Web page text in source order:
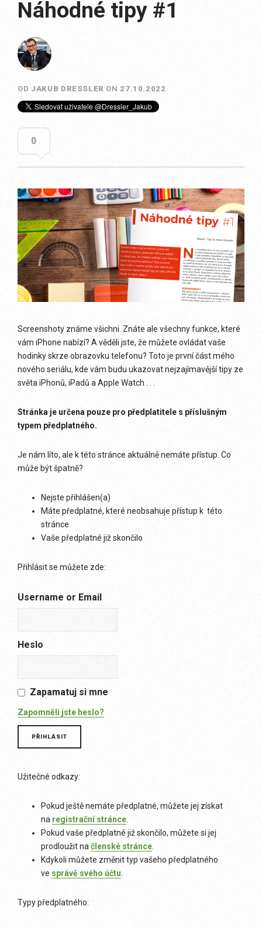
Náhodné tipy #1
OD JAKUB DRESSLER ON 27.10.2022
0
Screenshoty známe všichni. Znáte ale všechny funkce, které
vám iPhone nabízí? A věděli jste, že můžete ovládat vaše
hodinky skrze obrazovku telefonu? Toto je první část mého
nového seriálu, kde vám budu ukazovat nejzajímavější tipy ze
světa iPhonů, iPadů a Apple Watch . . .
Stránka je určena pouze pro předplatitele s příslušným
typem předplatného.
Je nám líto, ale k této stránce aktuálně nemáte přístup. Co
může být špatně?
Nejste přihlášen(a)
Máte předplatné, které neobsahuje přístup k této
stránce
Vaše předplatné již skončilo
Přihlásit se můžete zde:
Username or Email
Heslo
Zapamatuj si mne
Zapomněli jste heslo?
Užitečné odkazy:
Pokud ještě nemáte předplatné, můžete jej získat
na registrační stránce
Pokud vaše předplatné již skončilo, můžete si jej
prodloužit na členské stránce
Kdykoli můžete změnit typ vašeho předplatného
ve správě svého účtu
Typy předplatného: